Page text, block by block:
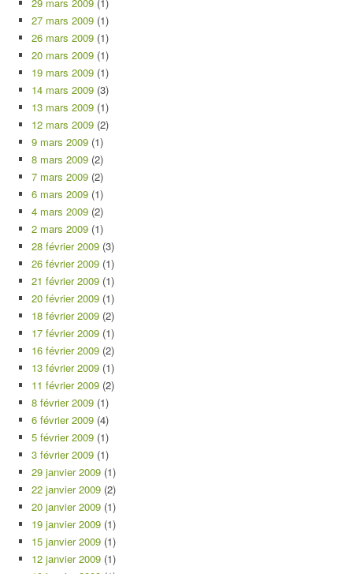
27 mars 2009 (1)
26 mars 2009 (1)
20 mars 2009 (1)
19 mars 2009 (1)
14 mars 2009 (3)
13 mars 2009 (1)
12 mars 2009 (2)
9 mars 2009 (1)
8 mars 2009 (2)
7 mars 2009 (2)
6 mars 2009 (1)
4 mars 2009 (2)
2 mars 2009 (1)
28 février 2009 (3)
26 février 2009 (1)
21 février 2009 (1)
20 février 2009 (1)
18 février 2009 (2)
17 février 2009 (1)
16 février 2009 (2)
13 février 2009 (1)
11 février 2009 (2)
8 février 2009 (1)
6 février 2009 (4)
5 février 2009 (1)
3 février 2009 (1)
29 janvier 2009 (1)
22 janvier 2009 (2)
20 janvier 2009 (1)
19 janvier 2009 (1)
15 janvier 2009 (1)
12 janvier 2009 (1)